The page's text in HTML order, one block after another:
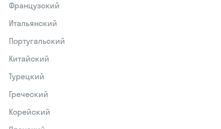
Французский
Итальянский
Португальский
Китайский
Турецкий
Греческий
Корейский